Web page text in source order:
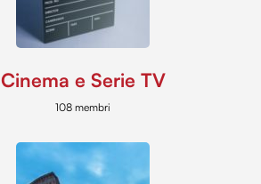
Cinema e Serie TV
108 membri